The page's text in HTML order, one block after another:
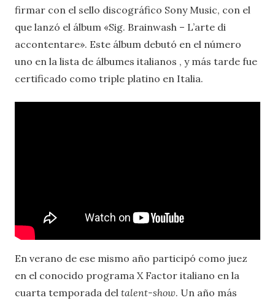
firmar con el sello discográfico Sony Music, con el
que lanzó el álbum «Sig. Brainwash – L’arte di
accontentare». Este álbum debutó en el número
uno en la lista de álbumes italianos , y más tarde fue
certificado como triple platino en Italia.
En verano de ese mismo año participó como juez
en el conocido programa X Factor italiano en la
cuarta temporada del talent-show. Un año más